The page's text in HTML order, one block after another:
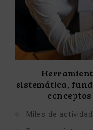
sistemática,
Miles de